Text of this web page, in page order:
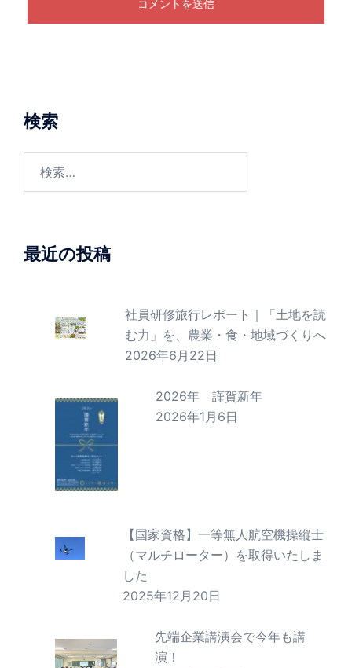
検索
最近の投稿
社員研修旅行レポート｜「土地を読
む力」を、農業・食・地域づくりへ
2026年6月22日
2026年 謹賀新年
2026年1月6日
【国家資格】一等無人航空機操縦士
（マルチローター）を取得いたしま
した
2025年12月20日
先端企業講演会で今年も講
演！